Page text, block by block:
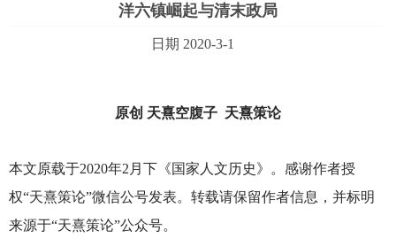
洋六镇崛起与清末政局
日期 2020-3-1
原创 天熹空腹子 天熹策论
本文原载于2020年2月下《国家人文历史》。感谢作者授
权“天熹策论”微信公号发表。转载请保留作者信息，并标明
来源于“天熹策论”公众号。